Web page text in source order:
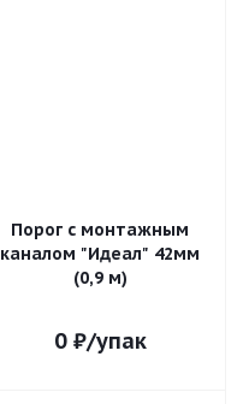
Порог с монтажным
каналом "Идеал" 42мм
(0,9 м)
0₽/упак